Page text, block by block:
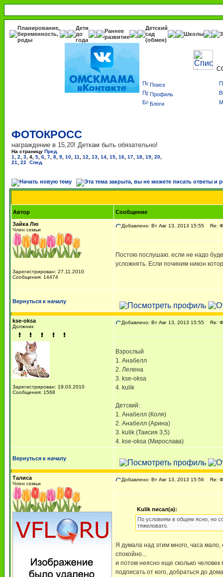
Планирование,
беременность,
роды
Дети
до
года
Раннее
развитие
Детский
сад
(обмен)
Школы
Поиск
Профиль
Блоги
ФОТОКРОСС
награждение в 15,20! Деткам быть обязательно!
На страницу Пред.
1
2 3 4 5 6 7 8 9 10 11 12 13 14 15 16 17 18 19 20
21
22 След.
Автор
Сообщение
Зайка Лю
Член семьи
Зарегистрирован: 27.11.2010
Сообщения: 14474
Добавлено: Вт Авг 13, 2013 15:55 Re:
Постою послушаю. если не надо
усложнять. Если починим никон
Вернуться к началу
kse-oksa
Должник
Зарегистрирован: 19.03.2010
Сообщения: 1568
Добавлено: Вт Авг 13, 2013 15:55 Re:
Взрослый
1. Анабелл
2. Лелена
3. kse-oksa
4. kulik
Детский:
1. Анабелл (Коля)
2. Анабелл (Арина)
3. kulik (Таисия 3,5)
4. kse-oksa (Мирослава)
Вернуться к началу
Талиса
Член семьи
Добавлено: Вт Авг 13, 2013 15:56 Re:
Kulik писал(а):
По условиям в общем ясно, но
тяжеловато.
Я думала над этим много, часа мало,
спокойно...
и потом неясно еще сколько человек
подписать от кого, добраться до